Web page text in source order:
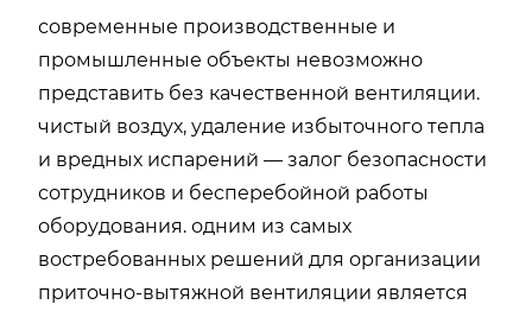
современные производственные и
промышленные объекты невозможно
представить без качественной вентиляции.
чистый воздух, удаление избыточного тепла
и вредных испарений — залог безопасности
сотрудников и бесперебойной работы
оборудования. одним из самых
востребованных решений для организации
приточно-вытяжной вентиляции является